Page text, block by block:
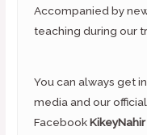
Accompanied by
teaching during our
You can always get
media and our
Facebook